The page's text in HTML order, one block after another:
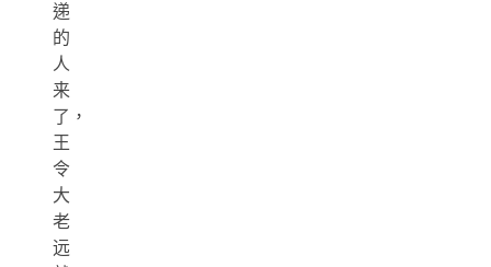
递
的
人
来
了，
王
令
大
老
远